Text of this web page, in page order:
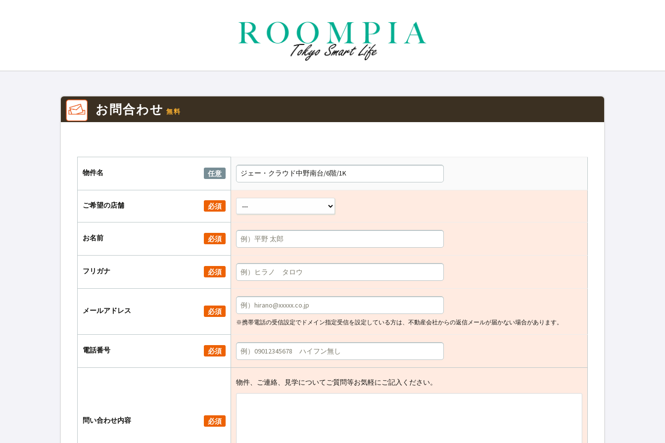
お問合わせ 無料
物件名 任意
ご希望の店舗 必須
お名前 必須
フリガナ 必須
メールアドレス 必須
※携帯電話の受信設定でドメイン指定受信を設定している方は、不動産会社からの返信メールが届かない場合があります。
電話番号 必須
問い合わせ内容 必須
物件、ご連絡、見学についてご質問等お気軽にご記入ください。